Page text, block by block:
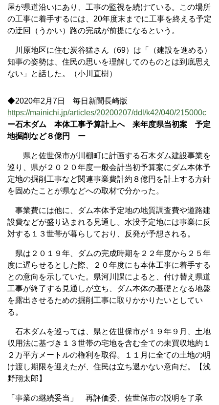
屋が県道沿いにあり、工事の監視を続けている。この場所
の工事に着手するには、20年度末までに工事を終える予定
の迂回（うかい）路の完成が前提になるという。
川原地区に住む炭谷猛さん（69）は「（建設を進める）
知事の姿勢は、住民の思いを理解してのものとは到底思え
ない」と話した。（小川直樹）
◆2020年2月7日 毎日新聞長崎版
https://mainichi.jp/articles/20200207/ddl/k42/040/215000c
ー石木ダム 本体工事予算計上へ 来年度県当初案 予定
地掘削など８億円 ー
県と佐世保市が川棚町に計画する石木ダム建設事業を
巡り、県が２０２０年度一般会計当初予算案にダム本体予
定地の掘削工事など関連事業費計約８億円を計上する方針
を固めたことが県などへの取材で分かった。
事業費には他に、ダム本体予定地の地質調査費や道路建
設費などが盛り込まれる見通し。水没予定地には事業に反
対する１３世帯が暮らしており、反発が予想される。
県は２０１９年、ダムの完成時期を２２年度から２５年
度に遅らせるとした際、２０年度にも本体工事に着手する
との意向を示していた。県河川課によると、付け替え県道
工事が終了する見通しが立ち、ダム本体の基礎となる地盤
を露出させるための掘削工事に取りかかりたいとしてい
る。
石木ダムを巡っては、県と佐世保市が１９年９月、土地
収用法に基づき１３世帯の宅地を含む全ての未買収地約１
２万平方メートルの権利を取得。１１月に全ての土地の明
け渡し期限を迎えたが、住民は立ち退かない意向だ。【浅
野翔太郎】
「事業の継続妥当」 再評価委、佐世保市の説明を了承